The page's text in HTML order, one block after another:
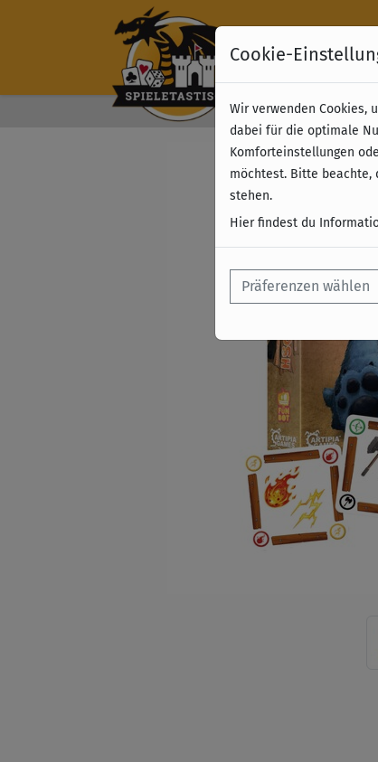
Kostenloser
Cookie-
Wir verwenden Cookies,
dabei für die optimale
Komforteinstellungen
möchtest. Bitte beachte,
stehen.
Hier findest du
Präferenzen wählen